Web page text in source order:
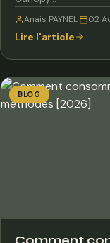
Anais PAYNEL 02
Lire l'article
BLOG